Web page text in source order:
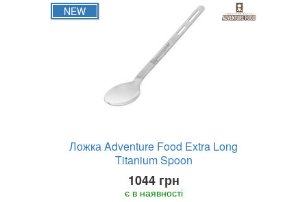
NEW
Ложка Adventure Food Extra Long
Titanium Spoon
1044 грн
є в наявності